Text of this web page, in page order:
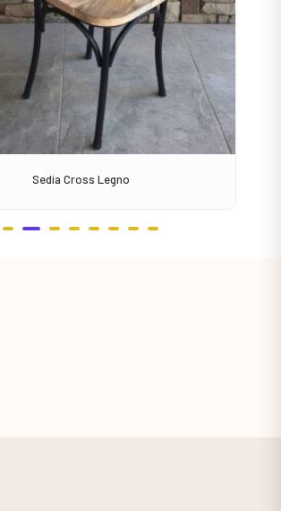
Sedia Cross Legno